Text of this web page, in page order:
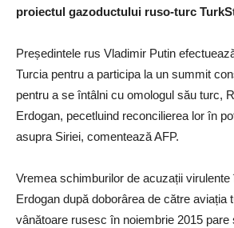
proiectul gazoductului ruso-turc
Președintele rus Vladimir Putin
Turcia pentru a participa la un summit
pentru a se întâlni cu omologul său turc,
Erdogan, pecetluind reconcilierea lor în
asupra Siriei, comentează AFP.
Vremea schimburilor de acuzații virulente
Erdogan după doborârea de către aviația
vânătoare rusesc în noiembrie 2015 pare